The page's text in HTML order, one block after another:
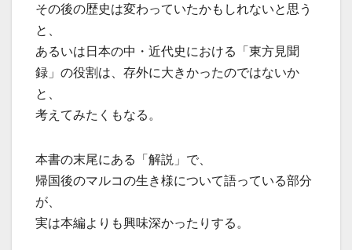
その後の歴史は変わっていたかもしれないと思う
と、
あるいは日本の中・近代史における「東方見聞
録」の役割は、存外に大きかったのではないか
と、
考えてみたくもなる。
本書の末尾にある「解説」で、
帰国後のマルコの生き様について語っている部分
が、
実は本編よりも興味深かったりする。